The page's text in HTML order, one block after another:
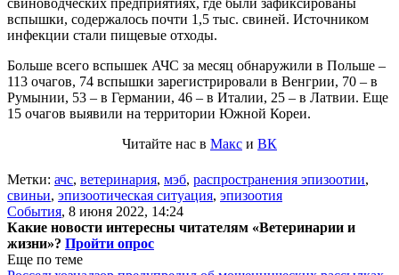
вспышки, содержалось почти 1,5 тыс. свиней. Источником
инфекции стали пищевые отходы.
Больше всего вспышек АЧС за месяц обнаружили в Польше –
113 очагов, 74 вспышки зарегистрировали в Венгрии, 70 – в
Румынии, 53 – в Германии, 46 – в Италии, 25 – в Латвии. Еще
15 очагов выявили на территории Южной Кореи.
Читайте нас в Макс и ВК
Метки: ачс, ветеринария, мэб, распространения эпизоотии,
свиньи, эпизоотическая ситуация, эпизоотия
События, 8 июня 2022, 14:24
Какие новости интересны читателям «Ветеринарии и
жизни»? Пройти опрос
Еще по теме